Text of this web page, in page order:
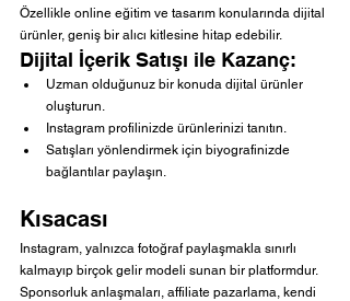
Özellikle online eğitim ve tasarım konularında dijital
ürünler, geniş bir alıcı kitlesine hitap edebilir.
Dijital İçerik Satışı ile Kazanç:
Uzman olduğunuz bir konuda dijital ürünler
oluşturun.
Instagram profilinizde ürünlerinizi tanıtın.
Satışları yönlendirmek için biyografinizde
bağlantılar paylaşın.
Kısacası
Instagram, yalnızca fotoğraf paylaşmakla sınırlı
kalmayıp birçok gelir modeli sunan bir platformdur.
Sponsorluk anlaşmaları, affiliate pazarlama, kendi